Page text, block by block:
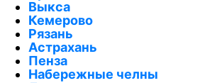
Выкса
Кемерово
Рязань
Астрахань
Пенза
Набережные челны